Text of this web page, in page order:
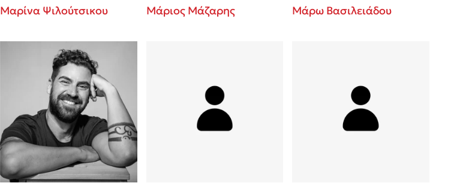
Μαρίνα Ψιλούτσικου Μάριος Μάζαρης Μάρω Βασιλειάδου